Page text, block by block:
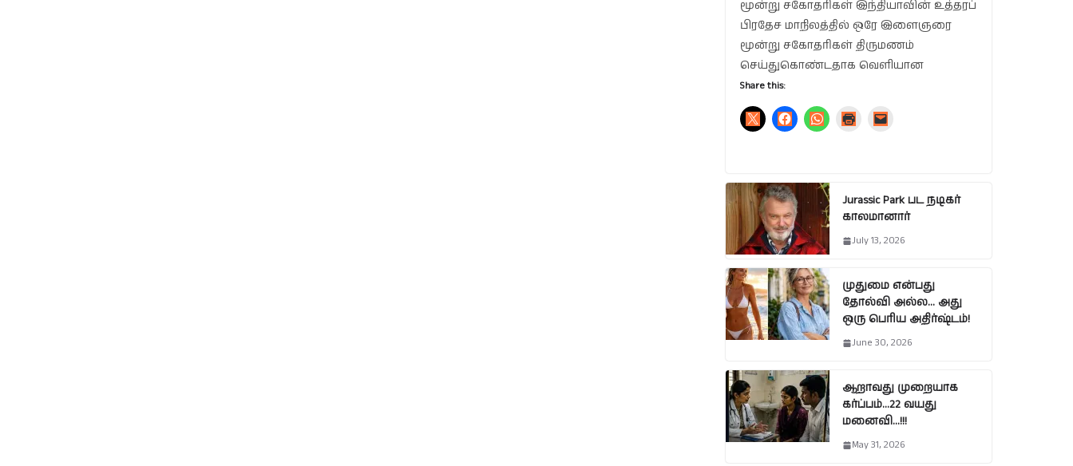
மூன்று சகோதரிகள் இந்தியாவின் உத்தரப்
பிரதேச மாநிலத்தில் ஒரே இளைஞரை
மூன்று சகோதரிகள் திருமணம்
செய்துகொண்டதாக வெளியான
Share this:
Jurassic Park பட நடிகர்
காலமானார்
July 13, 2026
முதுமை என்பது
தோல்வி அல்ல… அது
ஒரு பெரிய அதிர்ஷ்டம்!
June 30, 2026
ஆறாவது முறையாக
கர்ப்பம்…22 வயது
மனைவி…!!!
May 31, 2026